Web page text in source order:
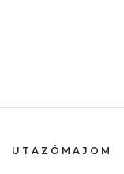
UTAZÓMAJOM